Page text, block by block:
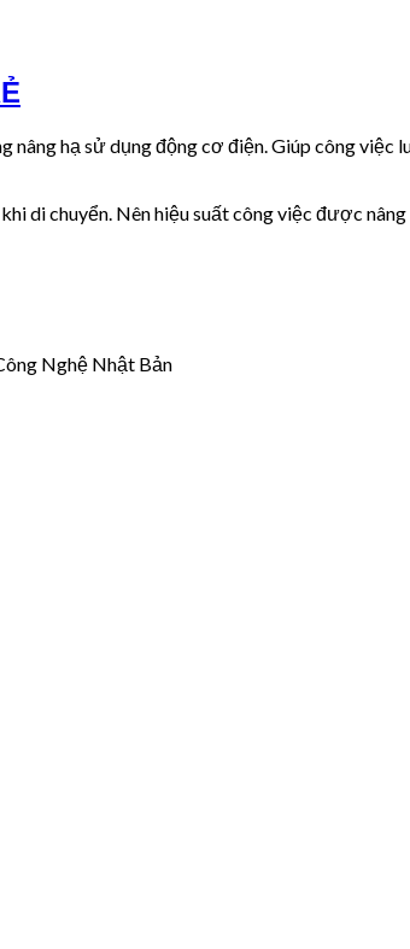
hạ sử dụng động cơ điện. Giúp công việc
di chuyển. Nên hiệu suất công việc được
Nghệ Nhật Bản